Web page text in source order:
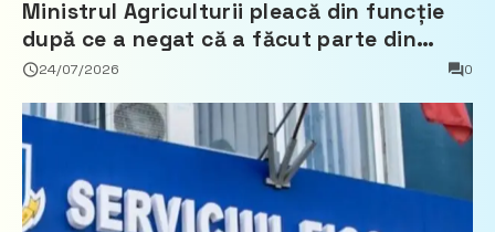
Ministrul Agriculturii pleacă din funcție
după ce a negat că a făcut parte din
Partidul Democrat
24/07/2026 0